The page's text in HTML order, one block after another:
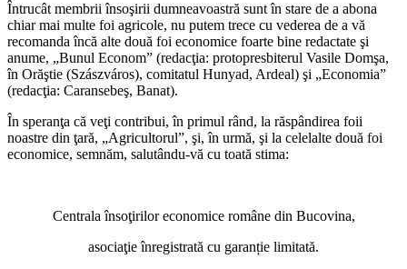
Întrucât membrii însoşirii dumneavoastră sunt în stare de a abona
chiar mai multe foi agricole, nu putem trece cu vederea de a vă
recomanda încă alte două foi economice foarte bine redactate şi
anume, „Bunul Econom” (redacţia: protopresbiterul Vasile Domşa,
în Orăştie (Szászváros), comitatul Hunyad, Ardeal) şi „Economia”
(redacţia: Caransebeş, Banat).
În speranţa că veţi contribui, în primul rând, la răspândirea foii
noastre din ţară, „Agricultorul”, şi, în urmă, şi la celelalte două foi
economice, semnăm, salutându-vă cu toată stima:
Centrala însoţirilor economice române din Bucovina,
asociaţie înregistrată cu garanție limitată.